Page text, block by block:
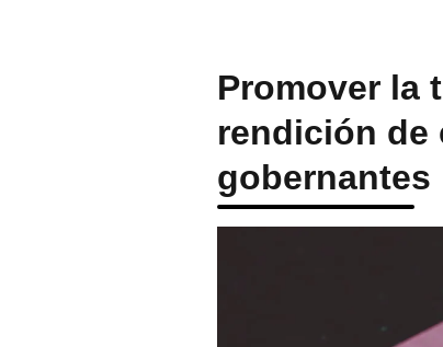
Promover la
rendición de
gobernantes